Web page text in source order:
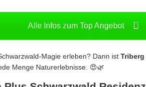
Alle Infos zum Top Angebot
Magie erleben? Dann ist Triberg
Menge Naturerlebnisse. 😍🌿